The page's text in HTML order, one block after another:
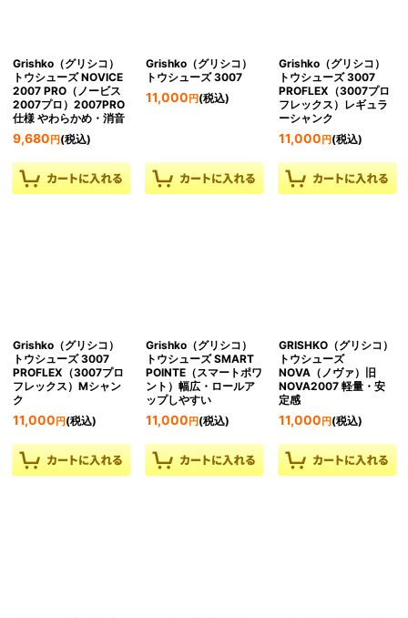
Grishko（グリシコ）
トウシューズ NOVICE
2007 PRO（ノービス
2007プロ）2007PRO
仕様 やわらかめ・消音
9,680 円 (税込)
Grishko（グリシコ）
トウシューズ 3007
11,000 円(税込)
Grishko（グリシコ）
トウシューズ 3007
PROFLEX（3007プロ
フレックス）レギュラ
ーシャンク
11,000 円(税込)
Grishko（グリシコ）
トウシューズ 3007
PROFLEX（3007プロ
フレックス）Mシャン
ク
11,000 円 (税込)
Grishko（グリシコ）
トウシューズ SMART
POINTE（スマートポワ
ント）幅広・ロールア
ップしやすい
11,000 円(税込)
GRISHKO（グリシコ）
トウシューズ
NOVA（ノヴァ）旧
NOVA2007 軽量・安
定感
11,000 円(税込)